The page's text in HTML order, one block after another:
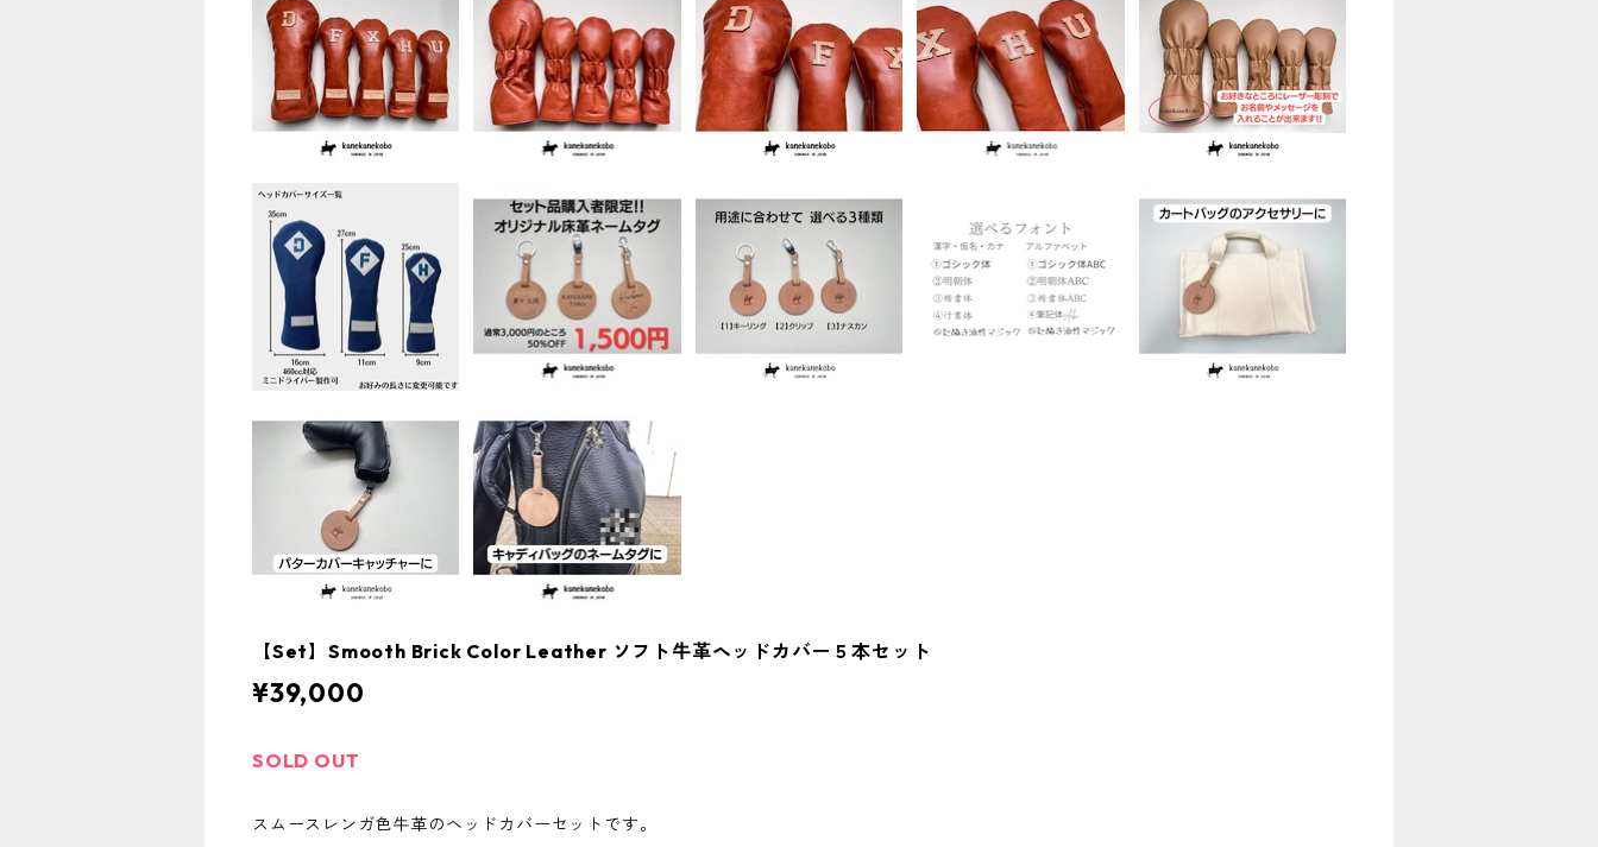
【Set】Smooth Brick Color Leather ソフト牛革ヘッドカバー５本セット
¥39,000
SOLD OUT
スムースレンガ色牛革のヘッドカバーセットです。